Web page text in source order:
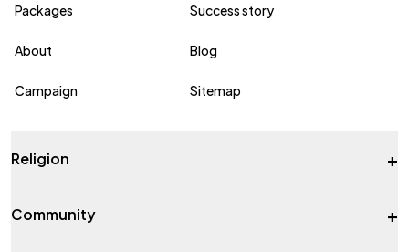
Packages Success story
About Blog
Campaign Sitemap
Religion +
Community +